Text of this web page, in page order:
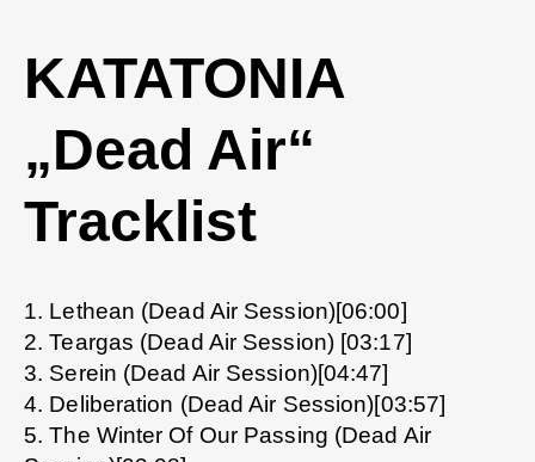
KATATONIA
„Dead Air“
Tracklist
1. Lethean (Dead Air Session)[06:00]
2. Teargas (Dead Air Session) [03:17]
3. Serein (Dead Air Session)[04:47]
4. Deliberation (Dead Air Session)[03:57]
5. The Winter Of Our Passing (Dead Air